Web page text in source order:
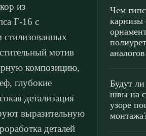
из
Г-16 с
мотив
композицию,
глубокие
детализация
выразительную
деталей
Чем
карнизы
аналогов
Будут
швы на
узоре